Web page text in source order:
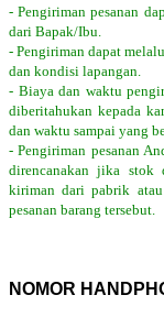
- Pengiriman pesanan
dari Bapak/Ibu.
- Pengiriman dapat
dan kondisi lapangan.
- Biaya dan waktu
diberitahukan kepada
dan waktu sampai yang
- Pengiriman pesanan
direncanakan jika stok
kiriman dari pabrik
pesanan barang tersebut.
NOMOR